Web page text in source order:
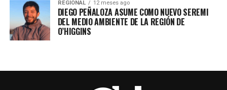
REGIONAL 12 meses ago
DIEGO PEÑALOZA ASUME COMO NUEVO SEREMI
DEL MEDIO AMBIENTE DE LA REGIÓN DE
O’HIGGINS